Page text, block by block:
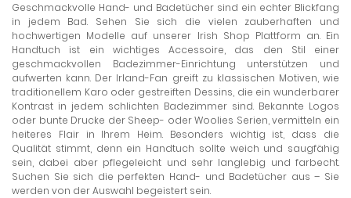
Geschmackvolle Hand- und Badetücher sind ein echter Blickfang
in jedem Bad. Sehen Sie sich die vielen zauberhaften und
hochwertigen Modelle auf unserer Irish Shop Plattform an. Ein
Handtuch ist ein wichtiges Accessoire, das den Stil einer
geschmackvollen Badezimmer-Einrichtung unterstützen und
aufwerten kann. Der Irland-Fan greift zu klassischen Motiven, wie
traditionellem Karo oder gestreiften Dessins, die ein wunderbarer
Kontrast in jedem schlichten Badezimmer sind. Bekannte Logos
oder bunte Drucke der Sheep- oder Woolies Serien, vermitteln ein
heiteres Flair in Ihrem Heim. Besonders wichtig ist, dass die
Qualität stimmt, denn ein Handtuch sollte weich und saugfähig
sein, dabei aber pflegeleicht und sehr langlebig und farbecht.
Suchen Sie sich die perfekten Hand- und Badetücher aus – Sie
werden von der Auswahl begeistert sein.